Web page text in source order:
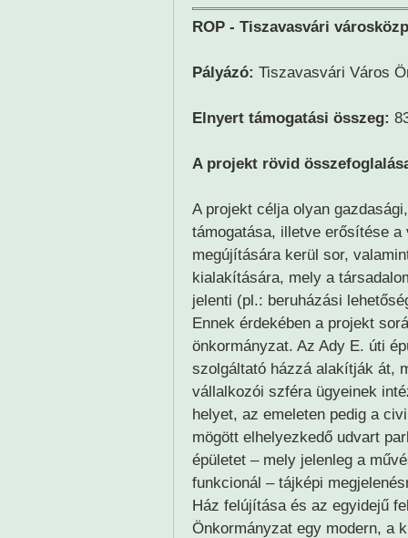
ROP - Tiszavasvári
Pályázó: Tiszavasvári Város
Elnyert támogatási összeg:
A projekt rövid
A projekt célja olyan
támogatása, illetve erősítése
megújítására kerül sor,
kialakítására, mely a
jelenti (pl.: beruházási
Ennek érdekében a projekt
önkormányzat. Az Ady E. úti
szolgáltató házzá alakítják át,
vállalkozói szféra ügyeinek
helyet, az emeleten pedig a
mögött elhelyezkedő udvart
épületet – mely jelenleg a
funkcionál – tájképi
Ház felújítása és az egyidejű
Önkormányzat egy modern, a